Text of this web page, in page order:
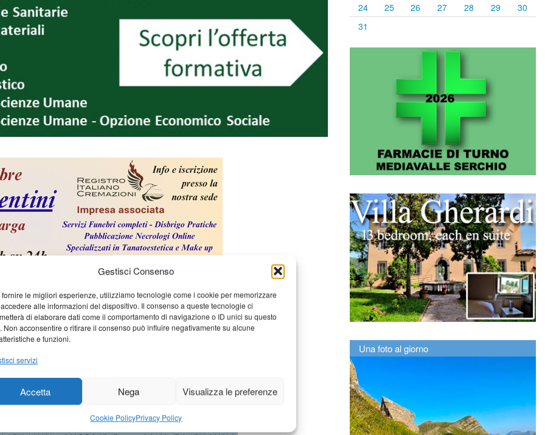
Gestisci Consenso
fornire le migliori esperienze, utilizziamo tecnologie come i cookie per memorizzare
alle informazioni del dispositivo. Il consenso a queste tecnologie ci
di elaborare dati come il comportamento di navigazione o ID unici su questo
Non acconsentire o ritirare il consenso può influire negativamente su alcune
e funzioni.
servizi
Accetta Nega Visualizza le preferenze
Cookie PolicyPrivacy Policy
24
25 26 27 28 29
30
31
Una foto al giorno